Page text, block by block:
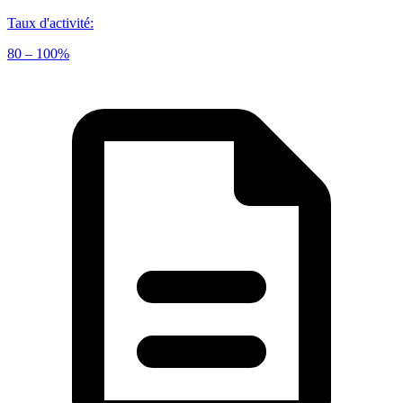
Taux d'activité:
80 – 100%